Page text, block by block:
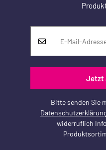
Jetzt
Bitte senden Sie
widerruflich